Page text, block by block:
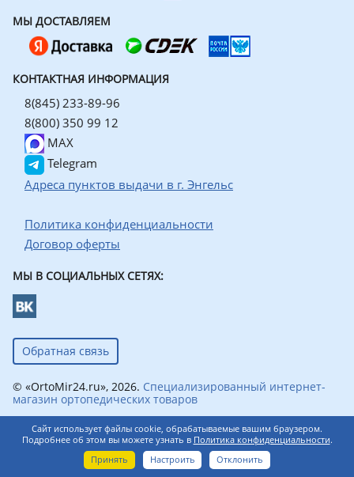
МЫ ДОСТАВЛЯЕМ
КОНТАКТНАЯ ИНФОРМАЦИЯ
8(845) 233-89-96
8(800) 350 99 12
MAX
Telegram
Адреса пунктов выдачи в г. Энгельс
Политика конфиденциальности
Договор оферты
МЫ В СОЦИАЛЬНЫХ СЕТЯХ:
Обратная связь
© «OrtoMir24.ru», 2026. Специализированный интернет-
магазин ортопедических товаров
Сайт использует файлы cookie, обрабатываемые вашим браузером.
Подробнее об этом вы можете узнать в Политика конфиденциальности.
Принять
Настроить Отклонить
Каталог
0
Корзина